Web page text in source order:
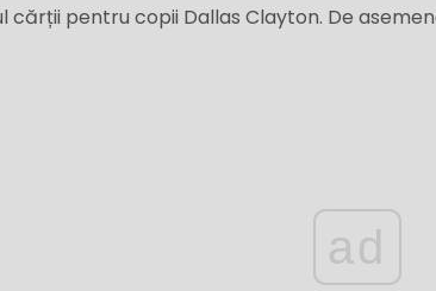
cărții pentru copii Dallas Clayton. De
ad